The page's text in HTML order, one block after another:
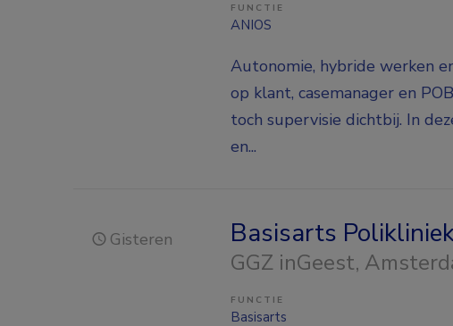
FUNCTIE
ANIOS
Autonomie, hybride werken
op klant, casemanager en
toch supervisie dichtbij. In
en...
Gisteren Basisarts
GGZ inGeest,
FUNCTIE
Basisarts